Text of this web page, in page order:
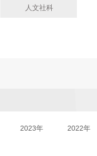
人文社科
2023年 2022年